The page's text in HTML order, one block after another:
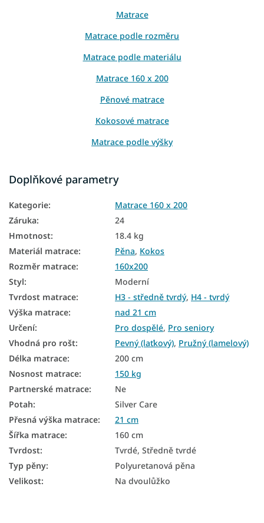
Matrace
Matrace podle rozměru
Matrace podle materiálu
Matrace 160 x 200
Pěnové matrace
Kokosové matrace
Matrace podle výšky
Vysoké matrace
Matrace z PUR pěny
Matrace pro hosty
Podlahové matrace
Matrace na zem
Matrace podle tvrdosti
Tvrdé matrace
Velké matrace
Pěnové matrace 160x200
Kokosové matrace 160x200
Vysoké matrace 160×200
Matrace tvrdost H4
Tvrdé matrace 160x200
Doplňkové parametry
Kategorie:
Matrace 160 x 200
Záruka:
24
Hmotnost:
18.4 kg
Materiál matrace: Pěna, Kokos
Rozměr matrace:
160x200
Styl:
Moderní
Tvrdost matrace: H3 - středně tvrdý, H4 - tvrdý
Výška matrace:
nad 21 cm
Určení: Pro dospělé, Pro seniory
Vhodná pro rošt: Pevný (laťkový), Pružný (lamelový)
Délka matrace:
200 cm
Nosnost matrace:
150 kg
Partnerské matrace:
Ne
Potah:
Silver Care
Přesná výška matrace:
21 cm
Šířka matrace:
160 cm
Tvrdost:
Tvrdé, Středně tvrdé
Typ pěny:
Polyuretanová pěna
Velikost: Na dvoulůžko